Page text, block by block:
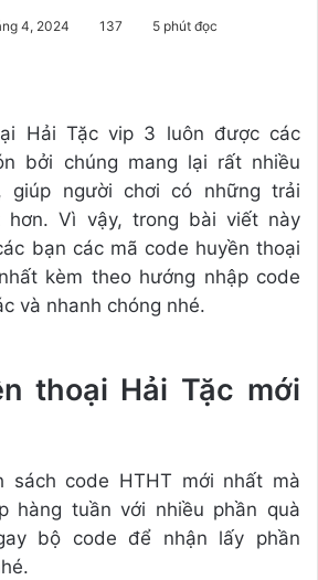
4, 2024 137 5 phút đọc
Hải Tặc vip 3 luôn được các
bởi chúng mang lại rất nhiều
giúp người chơi có những trải
hơn. Vì vậy, trong bài viết này
bạn các mã code huyền thoại
kèm theo hướng nhập code
và nhanh chóng nhé.
thoại Hải Tặc mới
sách code HTHT mới nhất mà
hàng tuần với nhiều phần quà
bộ code để nhận lấy phần